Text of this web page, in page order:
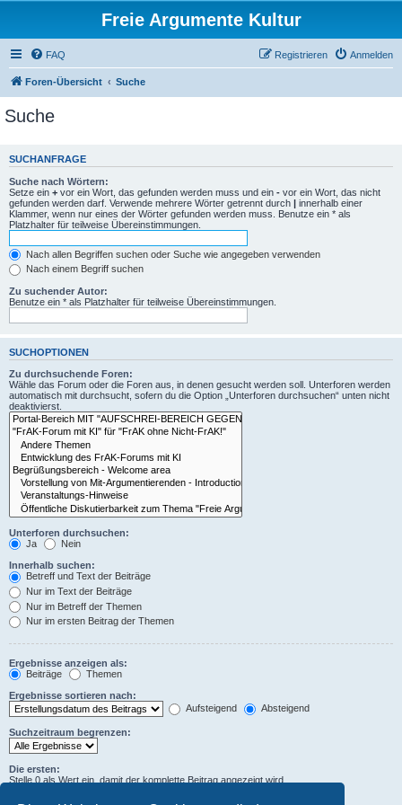
Freie Argumente Kultur
FAQ Anmelden
Registrieren
Foren-Übersicht Suche
Suche
SUCHANFRAGE
Suche nach Wörtern:
Setze ein + vor ein Wort, das gefunden werden muss und ein - vor ein Wort, das nicht
gefunden werden darf. Verwende mehrere Wörter getrennt durch | innerhalb einer
Klammer, wenn nur eines der Wörter gefunden werden muss. Benutze ein * als
Platzhalter für teilweise Übereinstimmungen.
Nach allen Begriffen suchen oder Suche wie angegeben verwenden
Nach einem Begriff suchen
Zu suchender Autor:
Benutze ein * als Platzhalter für teilweise Übereinstimmungen.
SUCHOPTIONEN
Zu durchsuchende Foren:
Wähle das Forum oder die Foren aus, in denen gesucht werden soll. Unterforen werden
automatisch mit durchsucht, sofern du die Option „Unterforen durchsuchen“ unten nicht
deaktivierst.
Unterforen durchsuchen:
Ja
Nein
Innerhalb suchen:
Betreff und Text der Beiträge
Nur im Text der Beiträge
Nur im Betreff der Themen
Nur im ersten Beitrag der Themen
Ergebnisse anzeigen als:
Beiträge
Themen
Ergebnisse sortieren nach:
Aufsteigend
Absteigend
Suchzeitraum begrenzen:
Die ersten:
Stelle 0 als Wert ein, damit der komplette Beitrag angezeigt wird.